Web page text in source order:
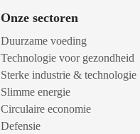
Onze sectoren
Duurzame voeding
Technologie voor gezondheid
Sterke industrie & technologie
Slimme energie
Circulaire economie
Defensie